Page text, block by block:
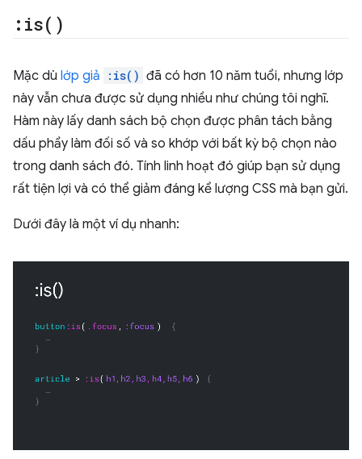
: is( )
Mặc dù lớp giả :is() đã có hơn 10 năm tuổi, nhưng lớp
này vẫn chưa được sử dụng nhiều như chúng tôi nghĩ.
Hàm này lấy danh sách bộ chọn được phân tách bằng
dấu phẩy làm đối số và so khớp với bất kỳ bộ chọn nào
trong danh sách đó. Tính linh hoạt đó giúp bạn sử dụng
rất tiện lợi và có thể giảm đáng kể lượng CSS mà bạn gửi.
Dưới đây là một ví dụ nhanh: